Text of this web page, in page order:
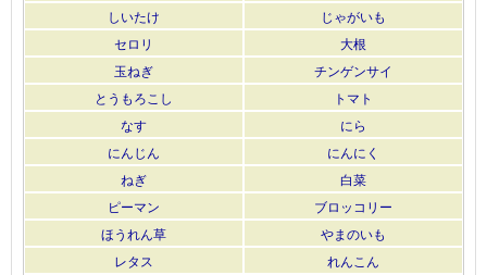
しいたけ
じゃがいも
セロリ
大根
玉ねぎ
チンゲンサイ
とうもろこし
トマト
なす
にら
にんじん
にんにく
ねぎ
白菜
ピーマン
ブロッコリー
ほうれん草
やまのいも
レタス
れんこん